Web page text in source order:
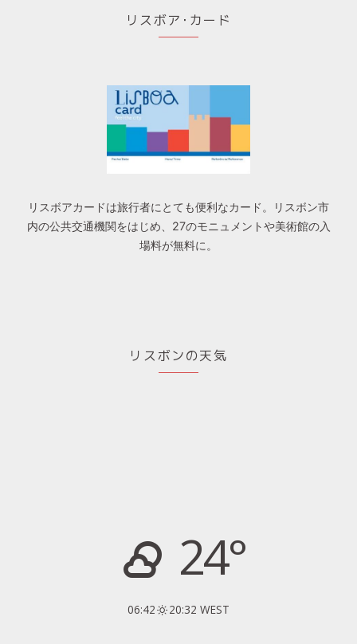
リスボア･カード
リスボアカードは旅行者にとても便利なカード。リスボン市
内の公共交通機関をはじめ、27のモニュメントや美術館の入
場料が無料に。
リスボンの天気
24°
06:42 20:32 WEST